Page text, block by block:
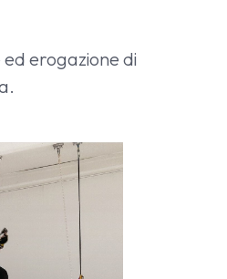
erogazione di
.